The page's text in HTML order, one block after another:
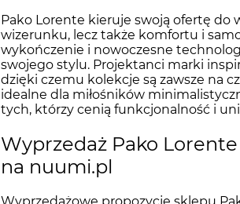
Pako Lorente kieruje swoją ofertę do
wizerunku, lecz także komfortu i
wykończenie i nowoczesne
swojego stylu. Projektanci marki
dzięki czemu kolekcje są zawsze na
idealne dla miłośników
tych, którzy cenią funkcjonalność i
Wyprzedaż Pako
na nuumi.pl
Wyprzedażowe propozycje sklepu